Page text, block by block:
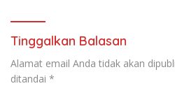
Tinggalkan Balasan
Alamat email Anda tidak akan
ditandai *